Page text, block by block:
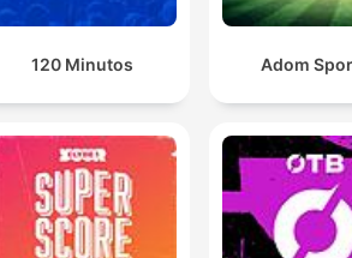
120 Minutos Adom